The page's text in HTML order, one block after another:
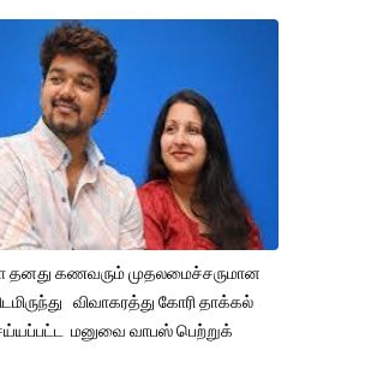
தனது கணவரும் முதலமைச்சருமான
விவாகரத்து கோரி தாக்கல்
மனுவை வாபஸ் பெற்றுக்